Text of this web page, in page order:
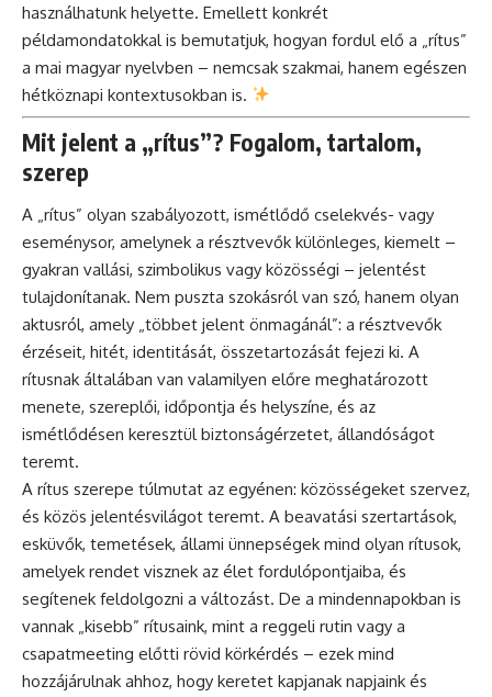
használhatunk helyette. Emellett konkrét
példamondatokkal is bemutatjuk, hogyan fordul elő a „rítus”
a mai magyar nyelvben – nemcsak szakmai, hanem egészen
hétköznapi kontextusokban is.
Mit jelent a „rítus”? Fogalom, tartalom,
szerep
A „rítus” olyan szabályozott, ismétlődő cselekvés- vagy
eseménysor, amelynek a résztvevők különleges, kiemelt –
gyakran vallási, szimbolikus vagy közösségi – jelentést
tulajdonítanak. Nem puszta szokásról van szó, hanem olyan
aktusról, amely „többet jelent önmagánál”: a résztvevők
érzéseit, hitét, identitását, összetartozását fejezi ki. A
rítusnak általában van valamilyen előre meghatározott
menete, szereplői, időpontja és helyszíne, és az
ismétlődésen keresztül biztonságérzetet, állandóságot
teremt.
A rítus szerepe túlmutat az egyénen: közösségeket szervez,
és közös jelentésvilágot teremt. A beavatási szertartások,
esküvők, temetések, állami ünnepségek mind olyan rítusok,
amelyek rendet visznek az élet fordulópontjaiba, és
segítenek feldolgozni a változást. De a mindennapokban is
vannak „kisebb” rítusaink, mint a reggeli rutin vagy a
csapatmeeting előtti rövid körkérdés – ezek mind
hozzájárulnak ahhoz, hogy keretet kapjanak napjaink és